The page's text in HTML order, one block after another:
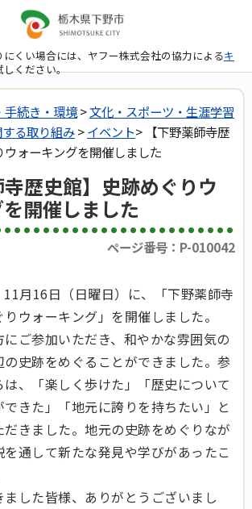
くい場合には、ヤフー株式会社の協力によるキ
しください。
手続き・環境>文化・スポーツ・生涯学習
る取り組み>イベント> 【下野薬師寺歴
ウォーキングを開催しました
寺歴史館】史跡めぐりウ
開催しました
ページ番号：P-010042
11月16日（日曜日）に、「下野薬師寺
ウォーキング」を開催しました。
ご参加いただき、和やかな雰囲気の
の史跡をめぐることができました。参
、「楽しく歩けた」「歴史について
きた」「地元に誇りを持ちたい」と
だきました。地元の史跡をめぐりなが
を通して新たな発見や学びがあったこ
ました皆様、ありがとうございまし